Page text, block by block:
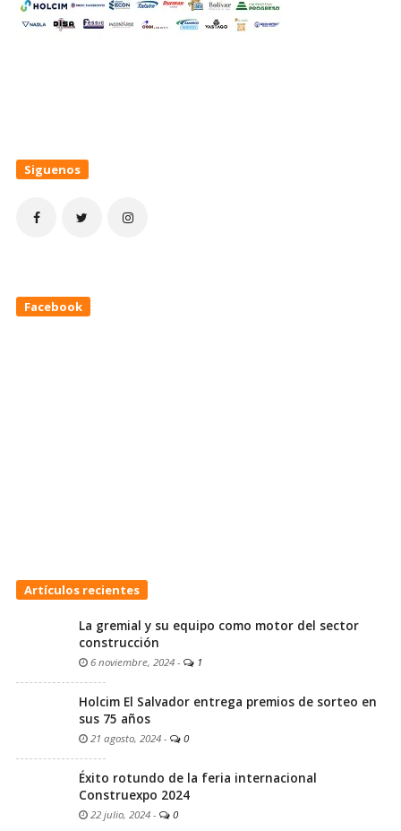
Siguenos
Facebook
Artículos recientes
La gremial y su equipo como motor del sector
construcción
6 noviembre, 2024 - 1
Holcim El Salvador entrega premios de sorteo en
sus 75 años
21 agosto, 2024 - 0
Éxito rotundo de la feria internacional
Construexpo 2024
22 julio, 2024 - 0